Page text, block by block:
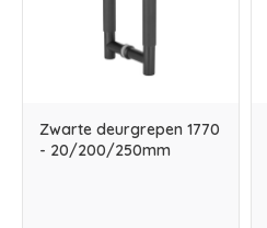
Zwarte deurgrepen 1770
- 20/200/250mm